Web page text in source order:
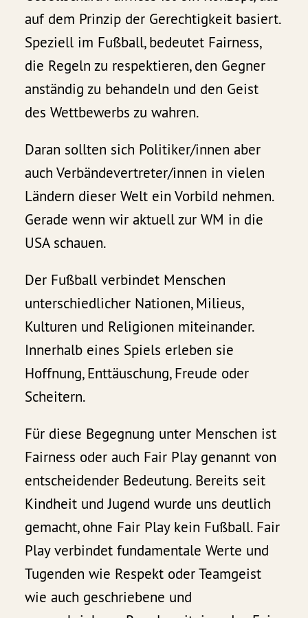
auf dem Prinzip der Gerechtigkeit basiert.
Speziell im Fußball, bedeutet Fairness,
die Regeln zu respektieren, den Gegner
anständig zu behandeln und den Geist
des Wettbewerbs zu wahren.
Daran sollten sich Politiker/innen aber
auch Verbändevertreter/innen in vielen
Ländern dieser Welt ein Vorbild nehmen.
Gerade wenn wir aktuell zur WM in die
USA schauen.
Der Fußball verbindet Menschen
unterschiedlicher Nationen, Milieus,
Kulturen und Religionen miteinander.
Innerhalb eines Spiels erleben sie
Hoffnung, Enttäuschung, Freude oder
Scheitern.
Für diese Begegnung unter Menschen ist
Fairness oder auch Fair Play genannt von
entscheidender Bedeutung. Bereits seit
Kindheit und Jugend wurde uns deutlich
gemacht, ohne Fair Play kein Fußball. Fair
Play verbindet fundamentale Werte und
Tugenden wie Respekt oder Teamgeist
wie auch geschriebene und